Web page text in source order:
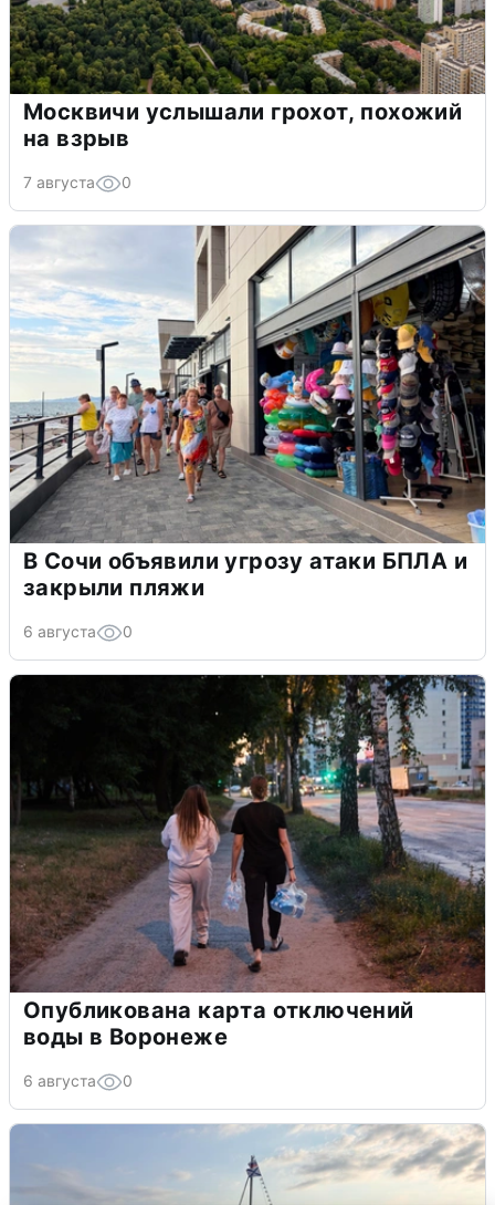
Москвичи услышали грохот, похожий
на взрыв
7 августа 0
В Сочи объявили угрозу атаки БПЛА и
закрыли пляжи
6 августа 0
Опубликована карта отключений
воды в Воронеже
6 августа 0